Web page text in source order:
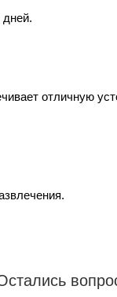
отличную